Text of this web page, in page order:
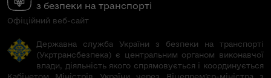
з безпеки на транспорті
Офіційний веб-сайт
Державна служба України з безпеки на транспорті
(Укртрансбезпека) є центральним органом виконавчої
влади, діяльність якого спрямовується і координується
Кабінетом Міністрів України через Віцепрем’єр-міністра з